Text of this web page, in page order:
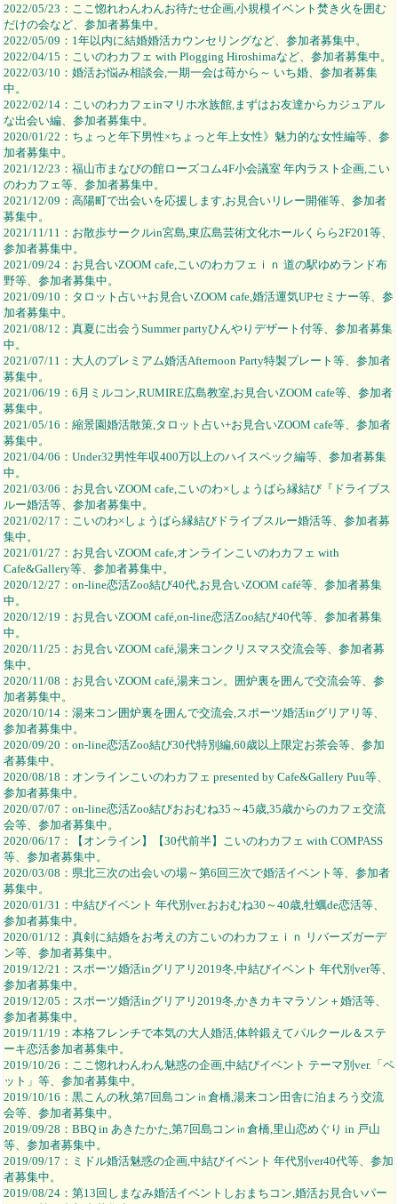
2022/05/23：ここ惚れわんわんお待たせ企画,小規模イベント焚き火を囲む
だけの会など、参加者募集中。
2022/05/09：1年以内に結婚婚活カウンセリングなど、参加者募集中。
2022/04/15：こいのわカフェ with Plogging Hiroshimaなど、参加者募集中。
2022/03/10：婚活お悩み相談会,一期一会は苺から～ いち婚、参加者募集
中。
2022/02/14：こいのわカフェinマリホ水族館,まずはお友達からカジュアル
な出会い編、参加者募集中。
2020/01/22：ちょっと年下男性×ちょっと年上女性》魅力的な女性編等、参
加者募集中。
2021/12/23：福山市まなびの館ローズコム4F小会議室 年内ラスト企画,こい
のわカフェ等、参加者募集中。
2021/12/09：高陽町で出会いを応援します,お見合いリレー開催等、参加者
募集中。
2021/11/11：お散歩サークルin宮島,東広島芸術文化ホールくらら2F201等、
参加者募集中。
2021/09/24：お見合いZOOM cafe,こいのわカフェｉｎ 道の駅ゆめランド布
野等、参加者募集中。
2021/09/10：タロット占い+お見合いZOOM cafe,婚活運気UPセミナー等、参
加者募集中。
2021/08/12：真夏に出会うSummer partyひんやりデザート付等、参加者募集
中。
2021/07/11：大人のプレミアム婚活Afternoon Party特製プレート等、参加者
募集中。
2021/06/19：6月ミルコン,RUMIRE広島教室,お見合いZOOM cafe等、参加者
募集中。
2021/05/16：縮景園婚活散策,タロット占い+お見合いZOOM cafe等、参加者
募集中。
2021/04/06：Under32男性年収400万以上のハイスペック編等、参加者募集
中。
2021/03/06：お見合いZOOM cafe,こいのわ×しょうばら縁結び『ドライブス
ルー婚活等、参加者募集中。
2021/02/17：こいのわ×しょうばら縁結びドライブスルー婚活等、参加者募
集中。
2021/01/27：お見合いZOOM cafe,オンラインこいのわカフェ with
Cafe&Gallery等、参加者募集中。
2020/12/27：on-line恋活Zoo結び40代,お見合いZOOM café等、参加者募集
中。
2020/12/19：お見合いZOOM café,on-line恋活Zoo結び40代等、参加者募集
中。
2020/11/25：お見合いZOOM café,湯来コンクリスマス交流会等、参加者募
集中。
2020/11/08：お見合いZOOM café,湯来コン。囲炉裏を囲んで交流会等、参
加者募集中。
2020/10/14：湯来コン囲炉裏を囲んで交流会,スポーツ婚活inグリアリ等、
参加者募集中。
2020/09/20：on-line恋活Zoo結び30代特別編,60歳以上限定お茶会等、参加
者募集中。
2020/08/18：オンラインこいのわカフェ presented by Cafe&Gallery Puu等、
参加者募集中。
2020/07/07：on-line恋活Zoo結びおおむね35～45歳,35歳からのカフェ交流
会等、参加者募集中。
2020/06/17：【オンライン】【30代前半】こいのわカフェ with COMPASS
等、参加者募集中。
2020/03/08：県北三次の出会いの場～第6回三次で婚活イベント等、参加者
募集中。
2020/01/31：中結びイベント 年代別ver.おおむね30～40歳,牡蠣de恋活等、
参加者募集中。
2020/01/12：真剣に結婚をお考えの方こいのわカフェｉｎ リバーズガーデ
ン等、参加者募集中。
2019/12/21：スポーツ婚活inグリアリ2019冬,中結びイベント 年代別ver等、
参加者募集中。
2019/12/05：スポーツ婚活inグリアリ2019冬,かきカキマラソン＋婚活等、
参加者募集中。
2019/11/19：本格フレンチで本気の大人婚活,体幹鍛えてパルクール＆ステ
ーキ恋活参加者募集中。
2019/10/26：ここ惚れわんわん魅惑の企画,中結びイベント テーマ別ver.「ペ
ット」等、参加者募集中。
2019/10/16：黒こんの秋,第7回島コン㏌倉橋,湯来コン田舎に泊まろう交流
会等、参加者募集中。
2019/09/28：BBQ in あきたかた,第7回島コン㏌倉橋,里山恋めぐり in 戸山
等、参加者募集中。
2019/09/17：ミドル婚活魅惑の企画,中結びイベント 年代別ver40代等、参加
者募集中。
2019/08/24：第13回しまなみ婚活イベントしおまちコン,婚活お見合いパー